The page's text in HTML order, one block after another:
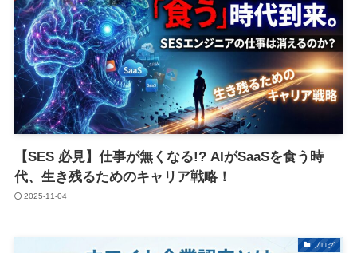
【SES 必見】仕事が無くなる!? AIがSaaSを食う時
代、生き残るためのキャリア戦略！
2025-11-04
ブログ